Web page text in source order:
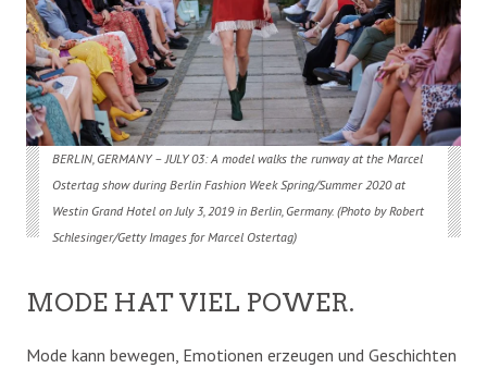
BERLIN, GERMANY – JULY 03: A model walks the runway at the Marcel
Ostertag show during Berlin Fashion Week Spring/Summer 2020 at
Westin Grand Hotel on July 3, 2019 in Berlin, Germany. (Photo by Robert
Schlesinger/Getty Images for Marcel Ostertag)
MODE HAT VIEL POWER.
Mode kann bewegen, Emotionen erzeugen und Geschichten